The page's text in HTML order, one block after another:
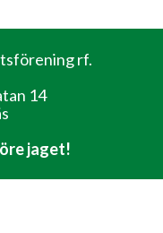
rf.
14
jaget!